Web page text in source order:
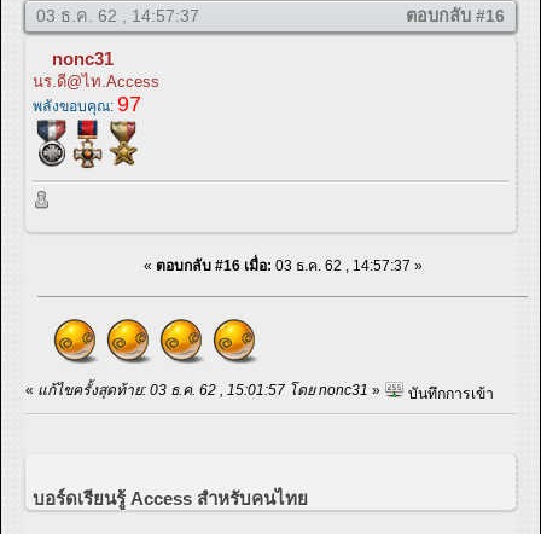
03 ธ.ค. 62 , 14:57:37 ตอบกลับ #16
nonc31
นร.ดี@ไท.Access
พลังขอบคุณ: 97
« ตอบกลับ #16 เมื่อ: 03 ธ.ค. 62 , 14:57:37 »
« แก้ไขครั้งสุดท้าย: 03 ธ.ค. 62 , 15:01:57 โดย nonc31 » บันทึกการเข้า
บอร์ดเรียนรู้ Access สำหรับคนไทย